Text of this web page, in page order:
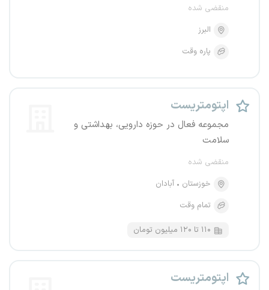
منقضی شده
البرز
پاره وقت
اپتومتریست
مجموعه فعال در حوزه دارویی، بهداشتی و
سلامت
منقضی شده
خوزستان
آبادان
تمام وقت
۱۱۰ تا ۱۲۰ میلیون تومان
اپتومتریست